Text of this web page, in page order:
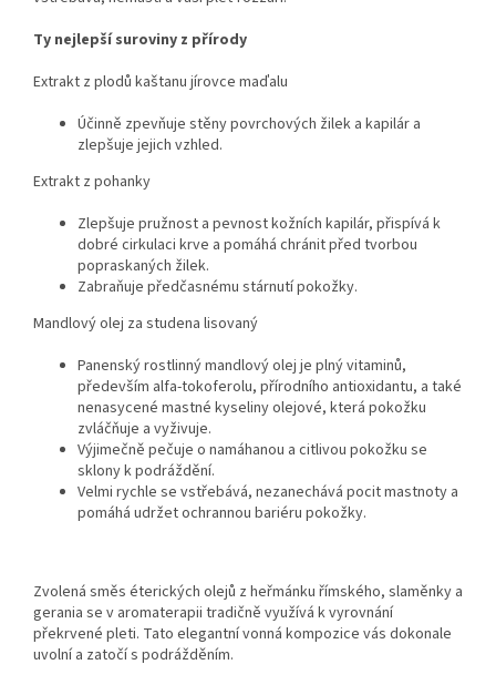
Ty nejlepší suroviny z přírody
Extrakt z plodů kaštanu jírovce maďalu
Účinně zpevňuje stěny povrchových žilek a kapilár a
zlepšuje jejich vzhled.
Extrakt z pohanky
Zlepšuje pružnost a pevnost kožních kapilár, přispívá k
dobré cirkulaci krve a pomáhá chránit před tvorbou
popraskaných žilek.
Zabraňuje předčasnému stárnutí pokožky.
Mandlový olej za studena lisovaný
Panenský rostlinný mandlový olej je plný vitaminů,
především alfa-tokoferolu, přírodního antioxidantu, a také
nenasycené mastné kyseliny olejové, která pokožku
zvláčňuje a vyživuje.
Výjimečně pečuje o namáhanou a citlivou pokožku se
sklony k podráždění.
Velmi rychle se vstřebává, nezanechává pocit mastnoty a
pomáhá udržet ochrannou bariéru pokožky.
Zvolená směs éterických olejů z heřmánku římského, slaměnky a
gerania se v aromaterapii tradičně využívá k vyrovnání
překrvené pleti. Tato elegantní vonná kompozice vás dokonale
uvolní a zatočí s podrážděním.